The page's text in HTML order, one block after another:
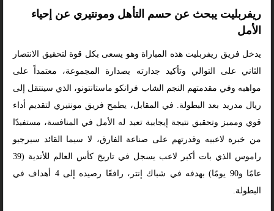
ريفربليت يبحث عن حسم التأهل ومونتيري عن إحياء
الأمل
يدخل فريق ريفربليت هذه المباراة وهو يسعى بكل قوة لتحقيق الانتصار
الثاني على التوالي وتأكيد جدارته بصدارة المجموعة، معتمداً على
مواهبه وفي مقدمتهم النجم الشاب فرانكو ماستانتونو، الذي سينتقل إلى
ريال مدريد بعد البطولة. في المقابل، يطمح فريق مونتيري لتقديم أداء
قوي ومميز وتحقيق نتيجة إيجابية تعيد له الأمل في المنافسة، مستفيدًا
من خبرة لاعبيه وقدرتهم على صناعة الفارق، لا سيما القائد سيرجيو
راموس الذي بات أكبر لاعب يسجل في تاريخ كأس العالم للأندية (39
عامًا و90 يومًا) بهدفه في شباك إنتر، رافعًا رصيده إلى 4 أهداف في
البطولة.